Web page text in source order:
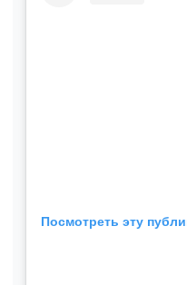
Посмотреть эту